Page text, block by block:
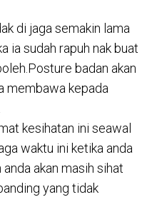
di jaga semakin lama
ia sudah rapuh nak buat
badan akan
membawa kepada
kesihatan ini seawal
waktu ini ketika anda
akan masih sihat
yang tidak